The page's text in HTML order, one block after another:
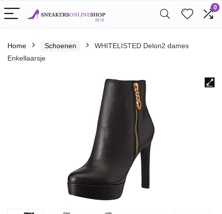
0
Home Schoenen
WHITELISTED Delon2 dames
Enkellaarsje